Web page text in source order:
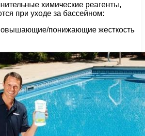
химические реагенты,
при уходе за бассейном:
понижающие жесткость